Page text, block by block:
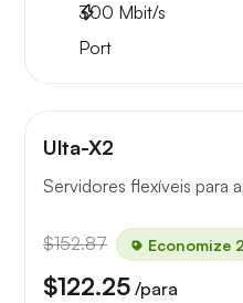
300 Mbit/s
Port
Ulta-X2
Servidores flexíveis para
$152.87 Economize
$122.25 /para